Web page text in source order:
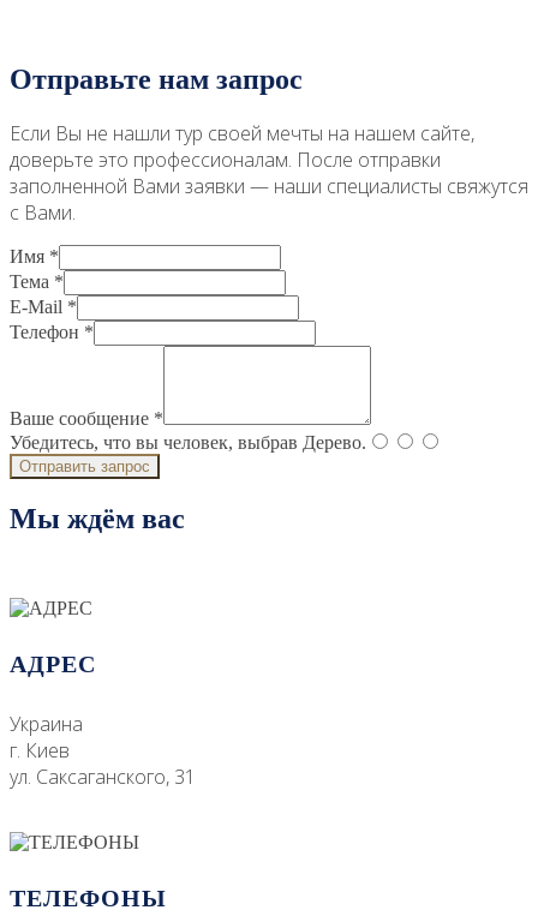
Отправьте нам запрос
Если Вы не нашли тур своей мечты на нашем сайте,
доверьте это профессионалам. После отправки
заполненной Вами заявки — наши специалисты свяжутся
с Вами.
Имя *
Тема *
E-Mail *
Телефон *
Ваше сообщение *
Убедитесь, что вы человек, выбрав Дерево.
Мы ждём вас
АДРЕС
Украина
г. Киев
ул. Саксаганского, 31
ТЕЛЕФОНЫ